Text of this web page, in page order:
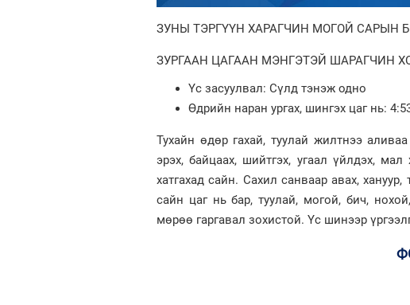
ЗУНЫ ТЭРГҮҮН ХАРАГЧИН МОГОЙ САРЫН
ЗУРГААН ЦАГААН МЭНГЭТЭЙ ШАРАГЧИН
Үс засуулвал: Сүлд тэнэж одно
Өдрийн наран ургах, шингэх цаг нь:
Тухайн өдөр гахай, туулай жилтнээ
эрэх, байцаах, шийтгэх, угаал үйлдэх,
хатгахад сайн. Сахил санваар авах,
сайн цаг нь бар, туулай, могой, бич,
мөрөө гаргавал зохистой. Үс шинээр